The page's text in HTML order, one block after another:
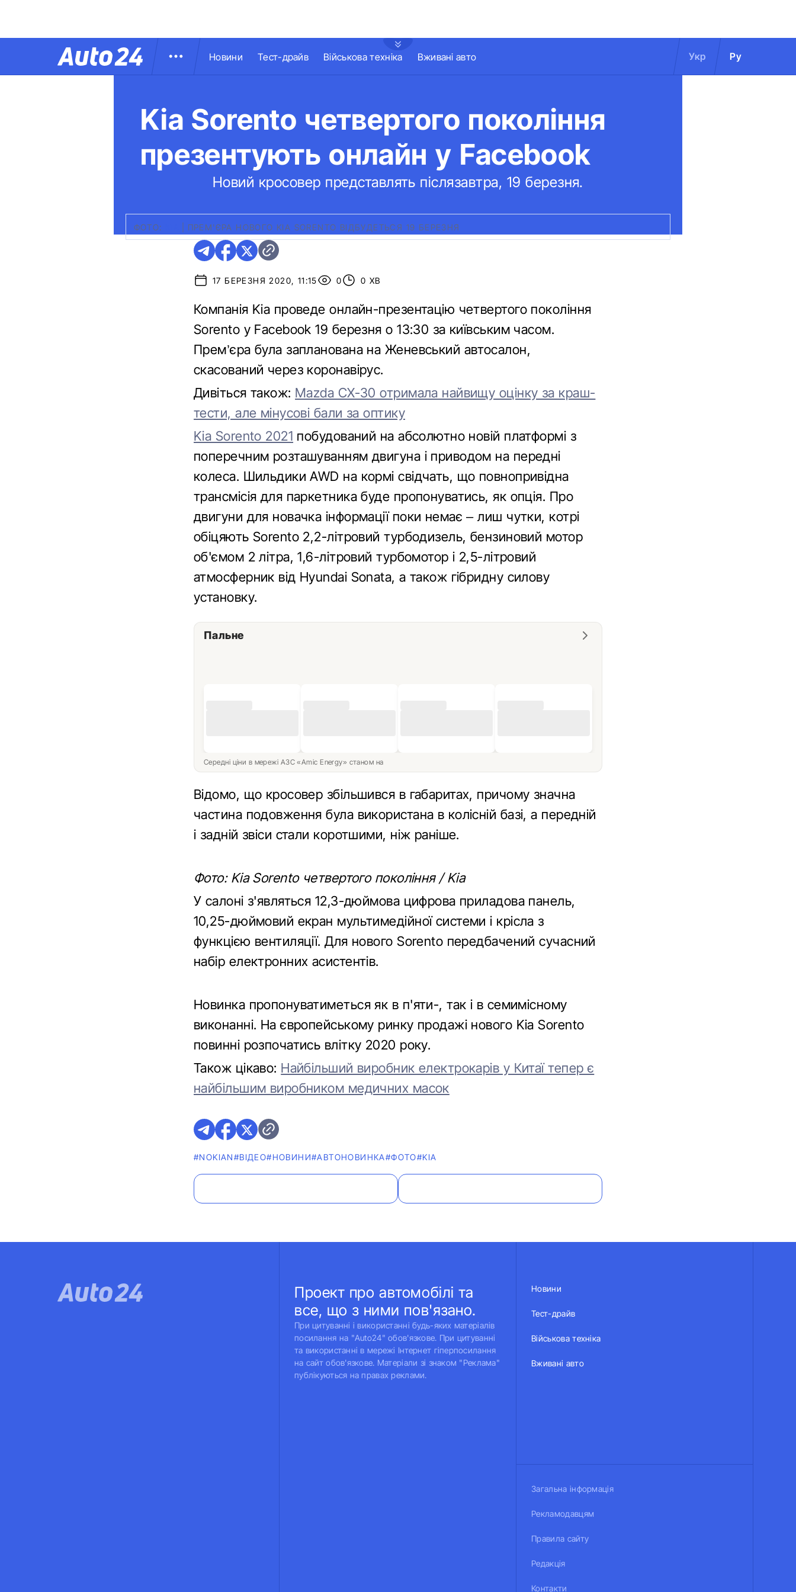
Новини Тест-драйв Військова техніка Вживані авто Укр Ру
Kia Sorento четвертого покоління
презентують онлайн у Facebook
Новий кросовер представлять післязавтра, 19 березня.
ФОТО: ПРЕМ'ЄРА НОВОГО KIA SORENTO ВІДБУДЕТЬСЯ 19 БЕРЕЗНЯ
17 БЕРЕЗНЯ 2020, 11:15 0 0 ХВ
Компанія Kia проведе онлайн-презентацію четвертого покоління
Sorento у Facebook 19 березня о 13:30 за київським часом.
Прем’єра була запланована на Женевський автосалон,
скасований через коронавірус.
Дивіться також: Mazda CX-30 отримала найвищу оцінку за краш-
тести, але мінусові бали за оптику
Kia Sorento 2021 побудований на абсолютно новій платформі з
поперечним розташуванням двигуна і приводом на передні
колеса. Шильдики AWD на кормі свідчать, що повнопривідна
трансмісія для паркетника буде пропонуватись, як опція. Про
двигуни для новачка інформації поки немає – лиш чутки, котрі
обіцяють Sorento 2,2-літровий турбодизель, бензиновий мотор
об'ємом 2 літра, 1,6-літровий турбомотор і 2,5-літровий
атмосферник від Hyundai Sonata, а також гібридну силову
установку.
Пальне
Середні ціни в мережі АЗС «Amic Energy» станом на
Відомо, що кросовер збільшився в габаритах, причому значна
частина подовження була використана в колісній базі, а передній
і задній звіси стали коротшими, ніж раніше.
Фото: Kia Sorento четвертого покоління / Kia
У салоні з'являться 12,3-дюймова цифрова приладова панель,
10,25-дюймовий екран мультимедійної системи і крісла з
функцією вентиляції. Для нового Sorento передбачений сучасний
набір електронних асистентів.
Новинка пропонуватиметься як в п'яти-, так і в семимісному
виконанні. На європейському ринку продажі нового Kia Sorento
повинні розпочатись влітку 2020 року.
Також цікаво: Найбільший виробник електрокарів у Китаї тепер є
найбільшим виробником медичних масок
#NOKIAN#ВІДЕО#НОВИНИ#АВТОНОВИНКА#ФОТО#KIA
Проект про автомобілі та
все, що з ними пов'язано.
При цитуванні і використанні будь-яких матеріалів
посилання на "Auto24" обов'язкове. При цитуванні
та використанні в мережі Інтернет гіперпосилання
на сайт обов'язкове. Матеріали зі знаком "Реклама"
публікуються на правах реклами.
Новини
Тест-драйв
Військова техніка
Вживані авто
Загальна інформація
Рекламодавцям
Правила сайту
Редакція
Контакти